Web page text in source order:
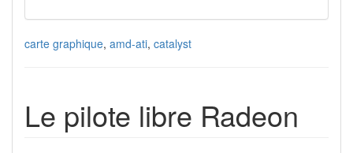
carte graphique, amd-ati, catalyst
Le pilote libre Radeon